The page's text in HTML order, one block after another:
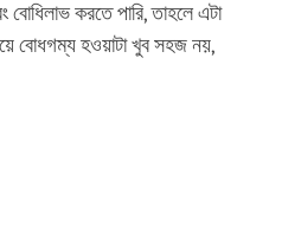
করতে পারি, তাহলে এটা
বোধগম্য হওয়াটা খুব সহজ নয়,